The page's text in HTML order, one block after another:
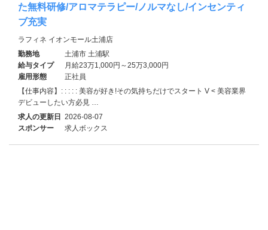
た無料研修/アロマテラピー/ノルマなし/インセンティ
ブ充実
ラフィネ イオンモール土浦店
勤務地
土浦市 土浦駅
給与タイプ
月給23万1,000円～25万3,000円
雇用形態
正社員
【仕事内容】: : : : : 美容が好き!その気持ちだけでスタート V < 美容業界
デビューしたい方必見 …
求人の更新日 2026-08-07
スポンサー
求人ボックス